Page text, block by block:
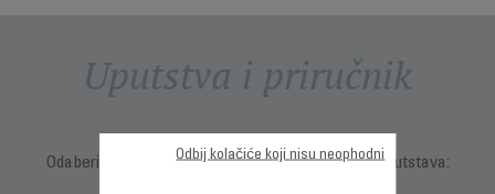
Uputstva i priručnik
Odaberite jezik za prikaz uputstava i korisničkih uputstava:
Odbij kolačiće koji nisu neophodni